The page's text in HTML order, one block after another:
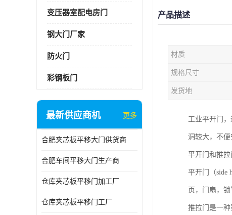
变压器室配电房门
钢大门厂家
防火门
彩钢板门
最新供应商机 更多
合肥夹芯板平移大门供货商
合肥车间平移大门生产商
仓库夹芯板平移门加工厂
仓库夹芯板平移门工厂
产品描述
材质
规格尺寸
发货地
工业平开门
洞较大，不便
平开门和推拉
平开门（side
页，门扇，锁
推拉门是一